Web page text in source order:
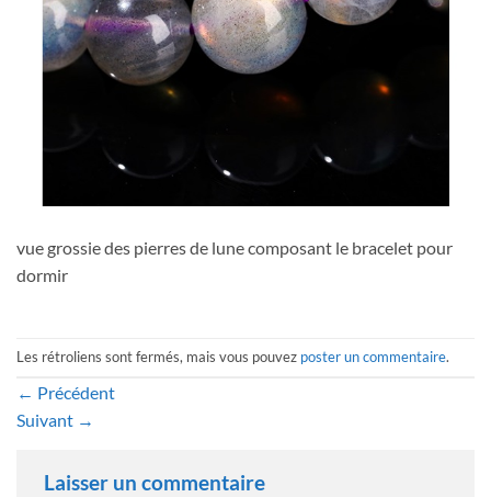
vue grossie des pierres de lune composant le bracelet pour
dormir
Les rétroliens sont fermés, mais vous pouvez poster un commentaire.
← Précédent
Suivant →
Laisser un commentaire